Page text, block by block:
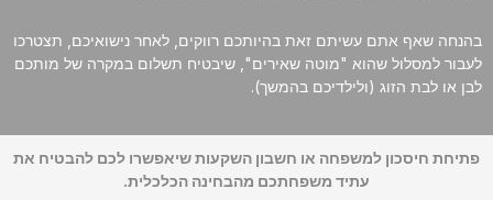
בהנחה שאף אתם עשיתם זאת בהיותכם רווקים, לאחר נישואיכם, תצטרכו
לעבור למסלול שהוא "מוטה שאירים", שיבטיח תשלום במקרה של מותכם
לבן או לבת הזוג (ולילדיכם בהמשך).
פתיחת חיסכון למשפחה או חשבון השקעות שיאפשרו לכם להבטיח את
עתיד משפחתכם מהבחינה הכלכלית.